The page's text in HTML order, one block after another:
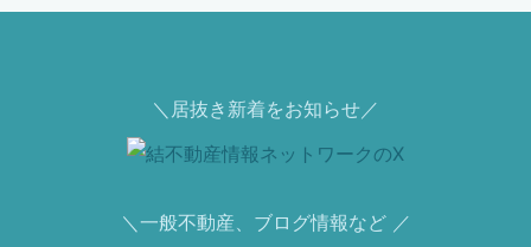
＼居抜き新着をお知らせ／
＼一般不動産、ブログ情報など ／